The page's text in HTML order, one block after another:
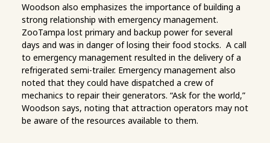
Woodson also emphasizes the importance of building a
strong relationship with emergency management.
ZooTampa lost primary and backup power for several
days and was in danger of losing their food stocks. A call
to emergency management resulted in the delivery of a
refrigerated semi-trailer. Emergency management also
noted that they could have dispatched a crew of
mechanics to repair their generators. “Ask for the world,”
Woodson says, noting that attraction operators may not
be aware of the resources available to them.